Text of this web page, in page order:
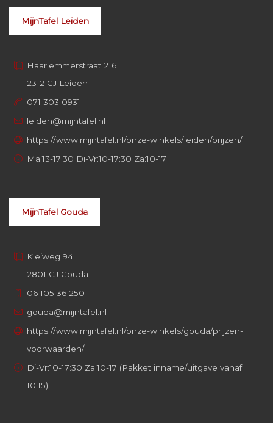
MijnTafel Leiden
Haarlemmerstraat 216
2312 GJ Leiden
071 303 0931
leiden@mijntafel.nl
https://www.mijntafel.nl/onze-winkels/leiden/prijzen/
Ma:13-17:30 Di-Vr:10-17:30 Za:10-17
MijnTafel Gouda
Kleiweg 94
2801 GJ Gouda
06 105 36 250
gouda@mijntafel.nl
https://www.mijntafel.nl/onze-winkels/gouda/prijzen-
voorwaarden/
Di-Vr:10-17:30 Za:10-17 (Pakket inname/uitgave vanaf
10:15)